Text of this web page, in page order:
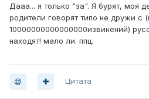
Дааа... я только "за". Я бурят, моя
родители говорят типо не дружи с
10000000000000000извинений)
находят! мало ли. ппц.
Цитата